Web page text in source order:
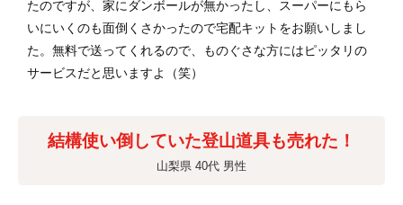
たのですが、家にダンボールが無かったし、スーパーにもら
いにいくのも面倒くさかったので宅配キットをお願いしまし
た。無料で送ってくれるので、ものぐさな方にはピッタリの
サービスだと思いますよ（笑）
結構使い倒していた登山道具も売れた！
山梨県 40代 男性